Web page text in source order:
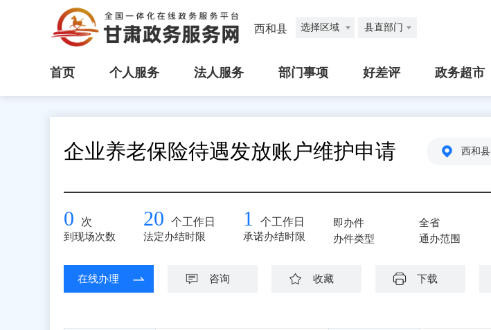
西和县 选择区域 县直部门
首页 个人服务 法人服务 部门事项 好差评 政务超市
企业养老保险待遇发放账户维护申请 西和县
0 次
到现场次数
20 个工作日
法定办结时限
1 个工作日
承诺办结时限
即办件
办件类型
全省
通办范围
在线办理 咨询 收藏 下载